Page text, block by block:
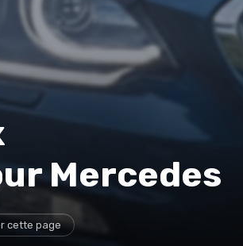
Mercedes
cette page